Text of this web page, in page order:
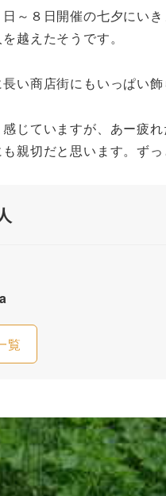
～８日開催の七夕にい
越えたそうです。
い商店街にもいっぱい
じていますが、あー疲
親切だと思います。ず
覧